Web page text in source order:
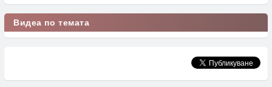
Видеа по темата